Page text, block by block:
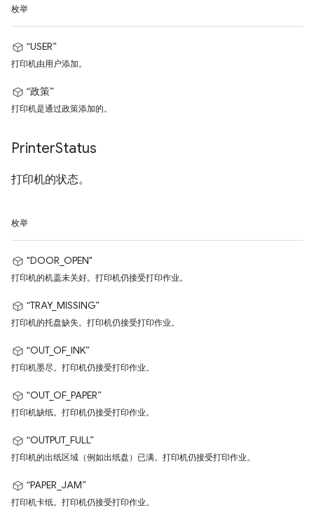
枚举
“USER”
打印机由用户添加。
“政策”
打印机是通过政策添加的。
PrinterStatus
打印机的状态。
枚举
"DOOR_OPEN"
打印机的机盖未关好。打印机仍接受打印作业。
“TRAY_MISSING”
打印机的托盘缺失。打印机仍接受打印作业。
“OUT_OF_INK”
打印机墨尽。打印机仍接受打印作业。
“OUT_OF_PAPER”
打印机缺纸。打印机仍接受打印作业。
“OUTPUT_FULL”
打印机的出纸区域（例如出纸盘）已满。打印机仍接受打印作业。
“PAPER_JAM”
打印机卡纸。打印机仍接受打印作业。